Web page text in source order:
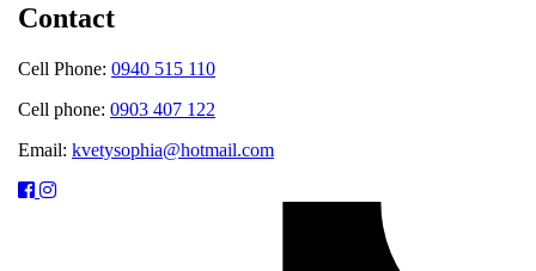
Contact
Cell Phone: 0940 515 110
Cell phone: 0903 407 122
Email: kvetysophia@hotmail.com